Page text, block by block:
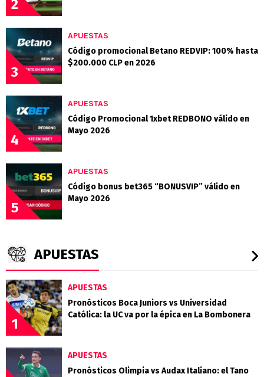
2
3
APUESTAS
Código promocional Betano REDVIP: 100% hasta
$200.000 CLP en 2026
4
APUESTAS
Código Promocional 1xbet REDBONO válido en
Mayo 2026
5
APUESTAS
Código bonus bet365 “BONUSVIP” válido en
Mayo 2026
APUESTAS
1
APUESTAS
Pronósticos Boca Juniors vs Universidad
Católica: la UC va por la épica en La Bombonera
APUESTAS
Pronósticos Olimpia vs Audax Italiano: el Tano